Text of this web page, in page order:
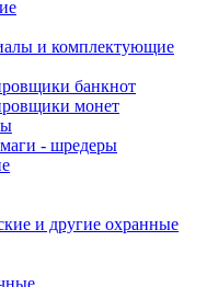
и комплектующие
банкнот
монет
- шредеры
и другие охранные